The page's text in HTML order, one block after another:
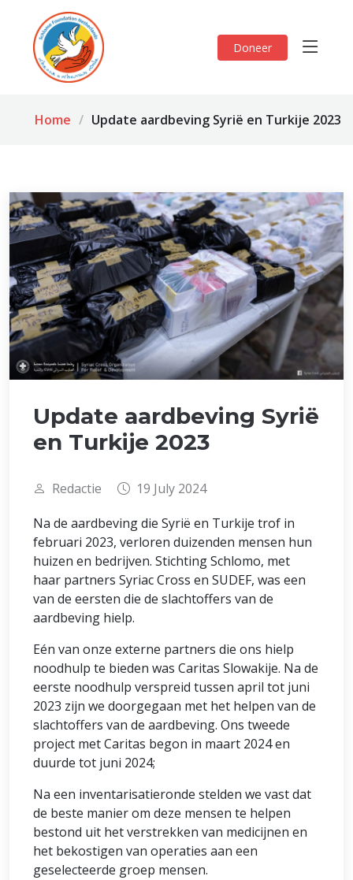
Doneer
Home Update aardbeving Syrië en Turkije 2023
Update aardbeving Syrië
en Turkije 2023
Redactie
19 July 2024
Na de aardbeving die Syrië en Turkije trof in
februari 2023, verloren duizenden mensen hun
huizen en bedrijven. Stichting Schlomo, met
haar partners Syriac Cross en SUDEF, was een
van de eersten die de slachtoffers van de
aardbeving hielp.
Eén van onze externe partners die ons hielp
noodhulp te bieden was Caritas Slowakije. Na de
eerste noodhulp verspreid tussen april tot juni
2023 zijn we doorgegaan met het helpen van de
slachtoffers van de aardbeving. Ons tweede
project met Caritas begon in maart 2024 en
duurde tot juni 2024;
Na een inventarisatieronde stelden we vast dat
de beste manier om deze mensen te helpen
bestond uit het verstrekken van medicijnen en
het bekostigen van operaties aan een
geselecteerde groep mensen.